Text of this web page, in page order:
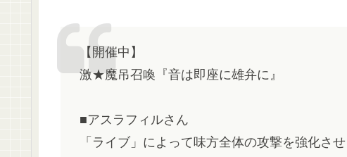
【開催中】
激★魔吊召喚『音は即座に雄弁に』
■アスラフィルさん
「ライブ」によって味方全体の攻撃を強化さ